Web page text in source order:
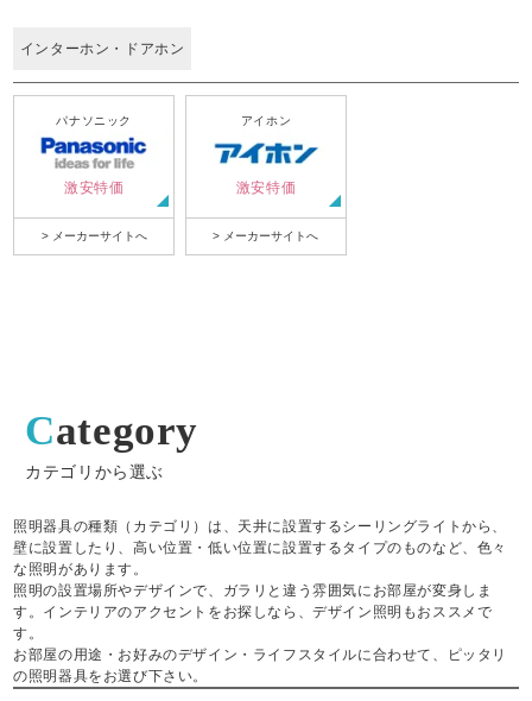
インターホン・ドアホン
パナソニック
激安特価
> メーカーサイトへ
アイホン
激安特価
> メーカーサイトへ
Category
カテゴリから選ぶ
照明器具の種類（カテゴリ）は、天井に設置するシーリングライトから、
壁に設置したり、高い位置・低い位置に設置するタイプのものなど、色々
な照明があります。
照明の設置場所やデザインで、ガラリと違う雰囲気にお部屋が変身しま
す。インテリアのアクセントをお探しなら、デザイン照明もおススメで
す。
お部屋の用途・お好みのデザイン・ライフスタイルに合わせて、ピッタリ
の照明器具をお選び下さい。